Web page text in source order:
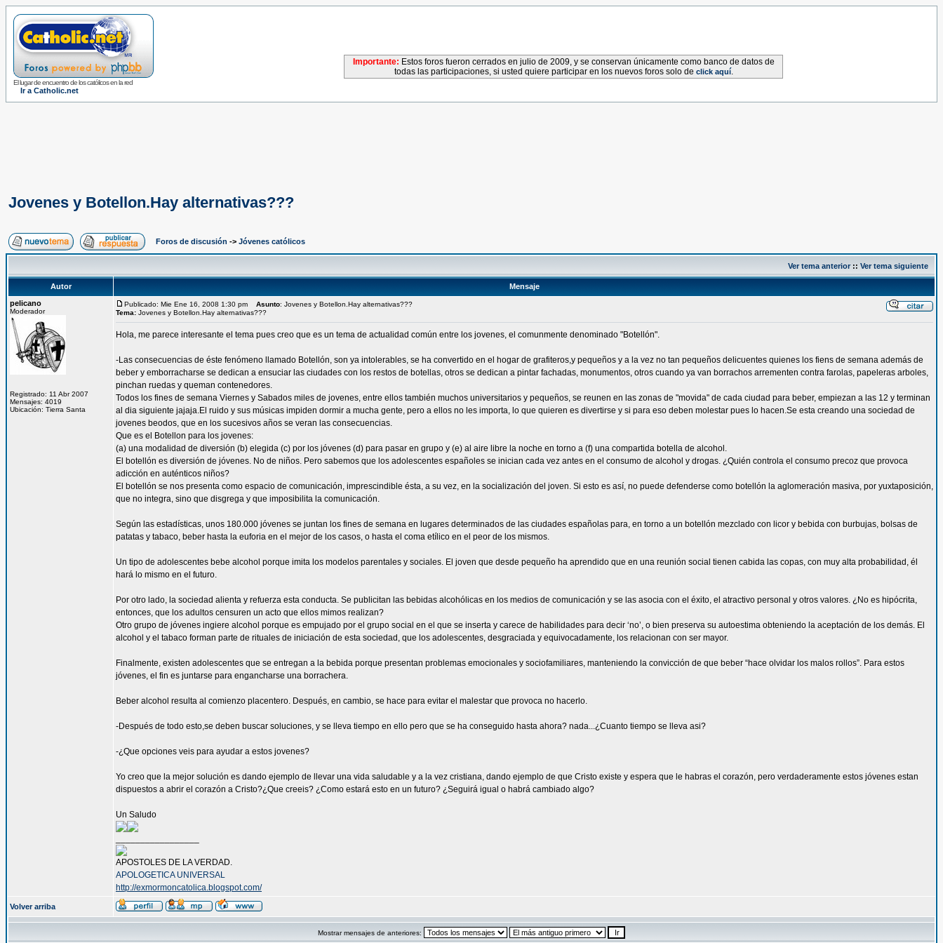
El lugar de encuentro de los católicos en la red
Ir a Catholic.net
Importante: Estos foros fueron cerrados en julio de 2009, y se conservan únicamente como banco de datos de
todas las participaciones, si usted quiere participar en los nuevos foros solo de click aquí.
Jovenes y Botellon.Hay alternativas???
Foros de discusión -> Jóvenes católicos
Ver tema anterior:: Ver tema siguiente
Autor
Mensaje
pelicano
Moderador
Registrado: 11 Abr 2007
Mensajes: 4019
Ubicación: Tierra Santa
Publicado: Mie Ene 16, 2008 1:30 pm Asunto: Jovenes y Botellon.Hay alternativas???
Tema: Jovenes y Botellon.Hay alternativas???
Hola, me parece interesante el tema pues creo que es un tema de actualidad común entre los jovenes, el comunmente denominado "Botellón".
-Las consecuencias de éste fenómeno llamado Botellón, son ya intolerables, se ha convertido en el hogar de grafiteros,y pequeños y a la vez no tan pequeños delicuentes quienes los fiens de semana además de
beber y emborracharse se dedican a ensuciar las ciudades con los restos de botellas, otros se dedican a pintar fachadas, monumentos, otros cuando ya van borrachos arrementen contra farolas, papeleras arboles,
pinchan ruedas y queman contenedores.
Todos los fines de semana Viernes y Sabados miles de jovenes, entre ellos también muchos universitarios y pequeños, se reunen en las zonas de "movida" de cada ciudad para beber, empiezan a las 12 y terminan
al dia siguiente jajaja.El ruido y sus músicas impiden dormir a mucha gente, pero a ellos no les importa, lo que quieren es divertirse y si para eso deben molestar pues lo hacen.Se esta creando una sociedad de
jovenes beodos, que en los sucesivos años se veran las consecuencias.
Que es el Botellon para los jovenes:
(a) una modalidad de diversión (b) elegida (c) por los jóvenes (d) para pasar en grupo y (e) al aire libre la noche en torno a (f) una compartida botella de alcohol.
El botellón es diversión de jóvenes. No de niños. Pero sabemos que los adolescentes españoles se inician cada vez antes en el consumo de alcohol y drogas. ¿Quién controla el consumo precoz que provoca
adicción en auténticos niños?
El botellón se nos presenta como espacio de comunicación, imprescindible ésta, a su vez, en la socialización del joven. Si esto es así, no puede defenderse como botellón la aglomeración masiva, por yuxtaposición,
que no integra, sino que disgrega y que imposibilita la comunicación.
Según las estadísticas, unos 180.000 jóvenes se juntan los fines de semana en lugares determinados de las ciudades españolas para, en torno a un botellón mezclado con licor y bebida con burbujas, bolsas de
patatas y tabaco, beber hasta la euforia en el mejor de los casos, o hasta el coma etílico en el peor de los mismos.
Un tipo de adolescentes bebe alcohol porque imita los modelos parentales y sociales. El joven que desde pequeño ha aprendido que en una reunión social tienen cabida las copas, con muy alta probabilidad, él
hará lo mismo en el futuro.
Por otro lado, la sociedad alienta y refuerza esta conducta. Se publicitan las bebidas alcohólicas en los medios de comunicación y se las asocia con el éxito, el atractivo personal y otros valores. ¿No es hipócrita,
entonces, que los adultos censuren un acto que ellos mimos realizan?
Otro grupo de jóvenes ingiere alcohol porque es empujado por el grupo social en el que se inserta y carece de habilidades para decir ‘no’, o bien preserva su autoestima obteniendo la aceptación de los demás. El
alcohol y el tabaco forman parte de rituales de iniciación de esta sociedad, que los adolescentes, desgraciada y equivocadamente, los relacionan con ser mayor.
Finalmente, existen adolescentes que se entregan a la bebida porque presentan problemas emocionales y sociofamiliares, manteniendo la convicción de que beber “hace olvidar los malos rollos”. Para estos
jóvenes, el fin es juntarse para engancharse una borrachera.
Beber alcohol resulta al comienzo placentero. Después, en cambio, se hace para evitar el malestar que provoca no hacerlo.
-Después de todo esto,se deben buscar soluciones, y se lleva tiempo en ello pero que se ha conseguido hasta ahora? nada...¿Cuanto tiempo se lleva asi?
-¿Que opciones veis para ayudar a estos jovenes?
Yo creo que la mejor solución es dando ejemplo de llevar una vida saludable y a la vez cristiana, dando ejemplo de que Cristo existe y espera que le habras el corazón, pero verdaderamente estos jóvenes estan
dispuestos a abrir el corazón a Cristo?¿Que creeis? ¿Como estará esto en un futuro? ¿Seguirá igual o habrá cambiado algo?
Un Saludo
APOSTOLES DE LA VERDAD.
APOLOGETICA UNIVERSAL
http://exmormoncatolica.blogspot.com/
Volver arriba
Mostrar mensajes de anteriores: